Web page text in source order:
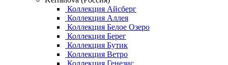
Коллекция Айсберг
Коллекция Аллея
Коллекция Белое Озеро
Коллекция Берег
Коллекция Бутик
Коллекция Ветро
Коллекция Генезис